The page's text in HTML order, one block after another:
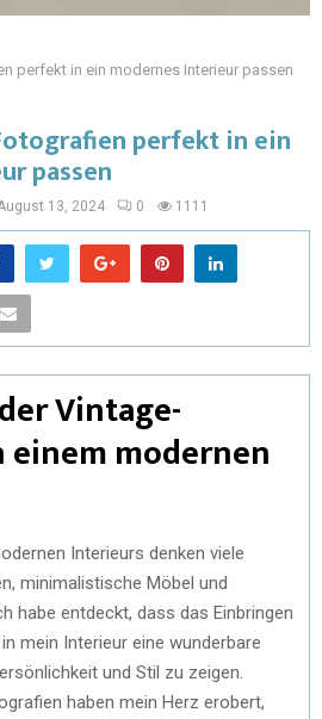
perfekt in ein modernes Interieur passen
perfekt in ein
passen
13, 2024 0 1111
Vintage-
modernen
Interieurs denken viele
minimalistische Möbel und
habe entdeckt, dass das Einbringen
mein Interieur eine wunderbare
und Stil zu zeigen.
haben mein Herz erobert,